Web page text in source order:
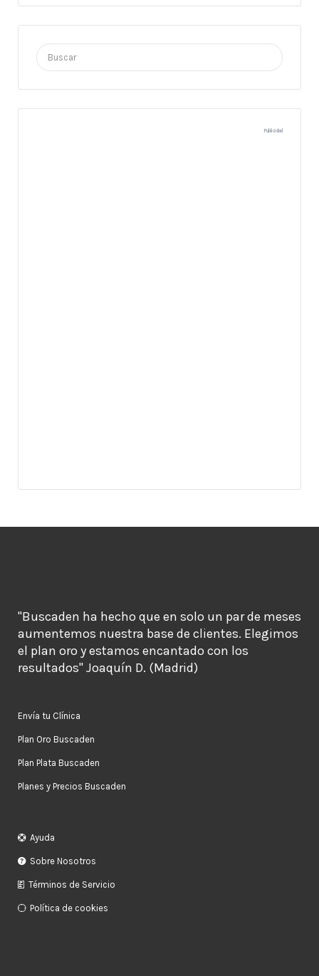
Buscar
por:
Publicidad
"Buscaden ha hecho que en solo un par de meses
aumentemos nuestra base de clientes. Elegimos
el plan oro y estamos encantado con los
resultados" Joaquín D. (Madrid)
Envía tu Clínica
Plan Oro Buscaden
Plan Plata Buscaden
Planes y Precios Buscaden
Ayuda
Sobre Nosotros
Términos de Servicio
Política de cookies